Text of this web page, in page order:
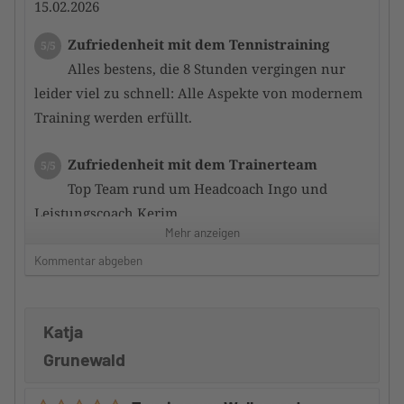
15.02.2026
5/5
Zufriedenheit mit dem Tennistraining
Alles bestens, die 8 Stunden vergingen nur
leider viel zu schnell: Alle Aspekte von modernem
Training werden erfüllt.
5/5
Zufriedenheit mit dem Trainerteam
Top Team rund um Headcoach Ingo und
Leistungscoach Kerim.
Auch die anderen Camptrain er waren sehr
kompetent und motiviert uns zu verbessern.
Top.
Gute Informationen, sowohl vor als auch nach dem
Mehr anzeigen
Kommentar abgeben
Katja
Grunewald